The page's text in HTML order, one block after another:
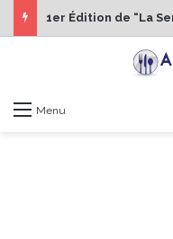
Menu